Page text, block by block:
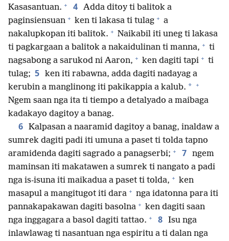
Kasasantuan. + 4 Adda ditoy ti balitok a
paginsiensuan + ken ti lakasa ti tulag + a
nakalupkopan iti balitok. + Naikabil iti uneg ti lakasa
ti pagkargaan a balitok a nakaidulinan ti manna, + ti
nagsabong a sarukod ni Aaron, + ken dagiti tapi + ti
tulag; 5 ken iti rabawna, adda dagiti nadayag a
kerubin a manglinong iti pakikappia a kalub. * +
Ngem saan nga ita ti tiempo a detalyado a maibaga
kadakayo dagitoy a banag.
6 Kalpasan a naaramid dagitoy a banag, inaldaw a
sumrek dagiti padi iti umuna a paset ti tolda tapno
aramidenda dagiti sagrado a panagserbi; + 7 ngem
maminsan iti makatawen a sumrek ti nangato a padi
nga is-isuna iti maikadua a paset ti tolda, + ken
masapul a mangitugot iti dara + nga idatonna para iti
pannakapakawan dagiti basolna + ken dagiti saan
nga inggagara a basol dagiti tattao. + 8 Isu nga
inlawlawag ti nasantuan nga espiritu a ti dalan nga